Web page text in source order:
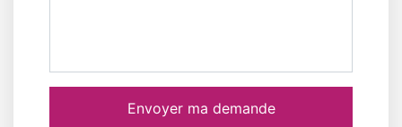
Envoyer ma demande